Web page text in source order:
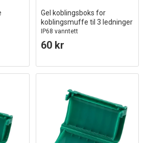
Gel koblingsboks for
koblingsmuffe til 3 ledninger
IP68 vanntett
60 kr